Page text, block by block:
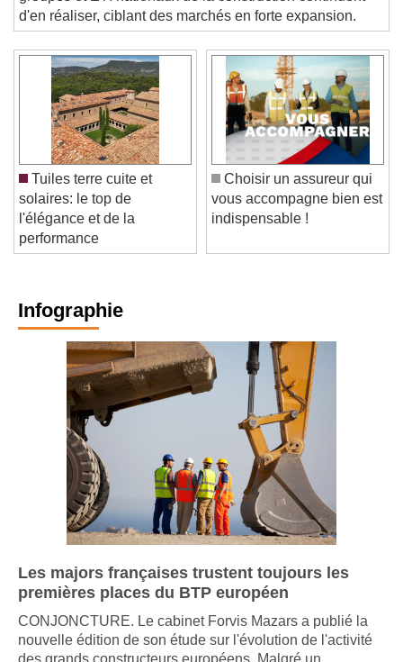
groupes et ETI nationaux de la construction continuent
d'en réaliser, ciblant des marchés en forte expansion.
Tuiles terre cuite et
solaires: le top de
l'élégance et de la
performance
Choisir un assureur qui
vous accompagne bien est
Infographie
Les majors françaises trustent toujours les
premières places du BTP européen
CONJONCTURE. Le cabinet Forvis Mazars a publié la
nouvelle édition de son étude sur l'évolution de l'activité